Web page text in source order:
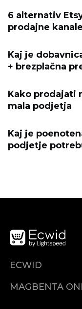
6 alternativ
prodajne
Kaj je
+ brezplačna
Kako prodajati
mala podjetja
Kaj je
podjetje
ECWID
Help center
MAGBENTA